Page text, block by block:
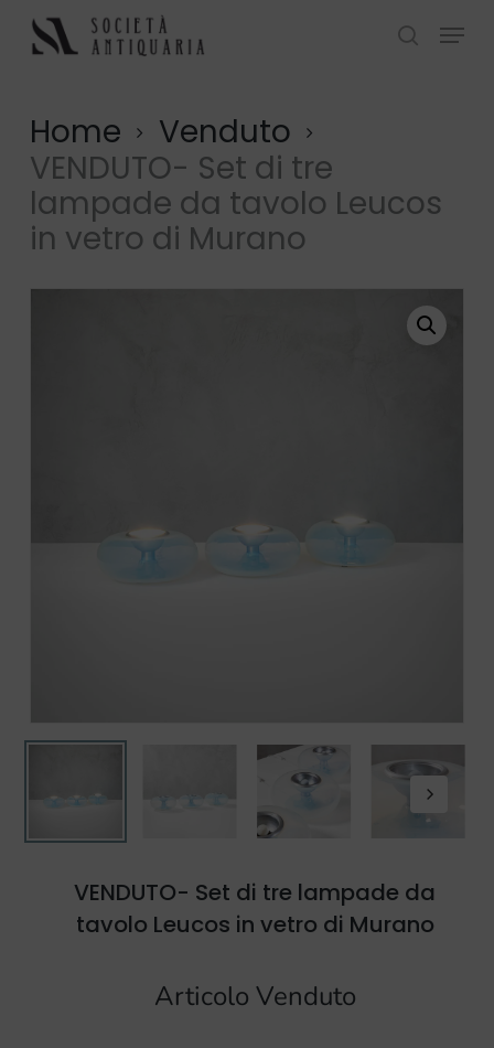
Skip
search
Menu
Home
Venduto
VENDUTO- Set di tre
lampade da tavolo Leucos
in vetro di Murano
VENDUTO- Set di tre lampade da
tavolo Leucos in vetro di Murano
Articolo Venduto